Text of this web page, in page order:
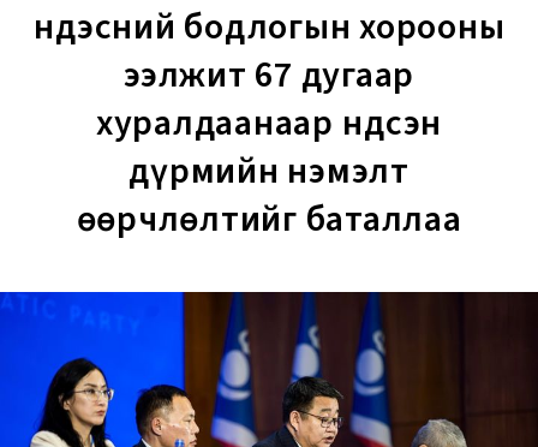
Үндэсний бодлогын хорооны
ээлжит 67 дугаар
хуралдаанаар Үндсэн
дүрмийн нэмэлт
өөрчлөлтийг баталлаа